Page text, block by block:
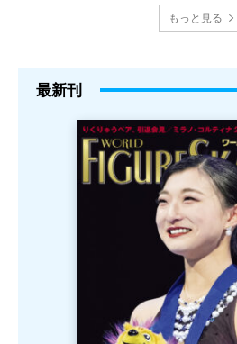
もっと見る
最新刊